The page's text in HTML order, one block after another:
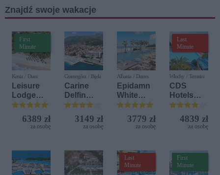
Znajdź swoje wakacje
First
Minute
Kenia / Diani
Leisure
Lodge
Beach &
Golf
Resort by
Diamonds
6389 zł
za osobę
Czarnogóra / Bijela
Carine
Delfin
Bijela (ex.
Iberostar
Bijela
3149 zł
za osobę
Albania / Durres
Epidamn
White
Sensation
3779 zł
za osobę
Last
Minute
Włochy / Terrasini
CDS
Hotels
Terrasini
(ex. Citta
del Mare)
4839 zł
za osobę
Last
Minute
First
Minute